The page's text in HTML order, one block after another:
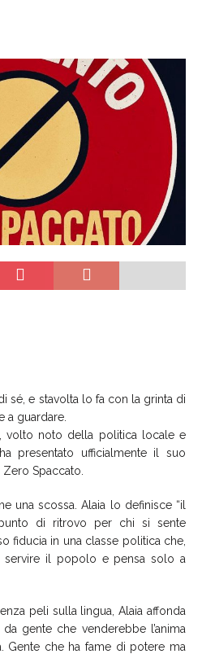
sé, e stavolta lo fa con la grinta di
a guardare.
volto noto della politica locale e
presentato ufficialmente il suo
Spaccato.
una scossa. Alaia lo definisce “il
di ritrovo per chi si sente
fiducia in una classe politica che,
servire il popolo e pensa solo a
peli sulla lingua, Alaia affonda
gente che venderebbe l’anima
Gente che ha fame di potere ma